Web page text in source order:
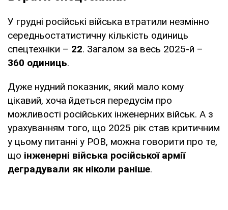
У грудні російські війська втратили незмінно
середньостатистичну кількість одиниць
спецтехніки – 22. Загалом за весь 2025-й –
360 одиниць.
Дуже нудний показник, який мало кому
цікавий, хоча йдеться передусім про
можливості російських інженерних військ. А з
урахуванням того, що 2025 рік став критичним
у цьому питанні у РОВ, можна говорити про те,
що інженерні війська російської армії
деградували як ніколи раніше.